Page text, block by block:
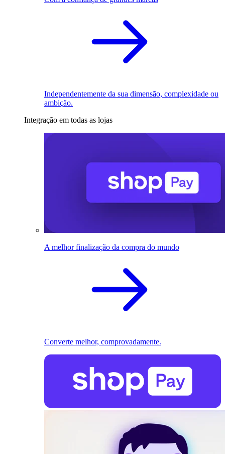
Independentemente da sua dimensão, complexidade ou
ambição.
Integração em todas as lojas
A melhor finalização da compra do mundo
Converte melhor, comprovadamente.